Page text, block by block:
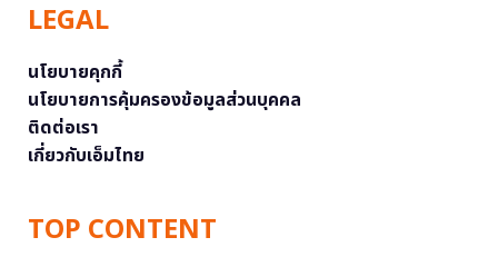
LEGAL
นโยบายคุกกี้
นโยบายการคุ้มครองข้อมูลส่วนบุคคล
ติดต่อเรา
เกี่ยวกับเอ็มไทย
TOP CONTENT